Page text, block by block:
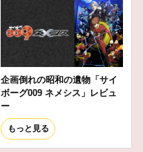
企画倒れの昭和の遺物「サイ
ボーグ009 ネメシス」レビュ
ー
もっと見る